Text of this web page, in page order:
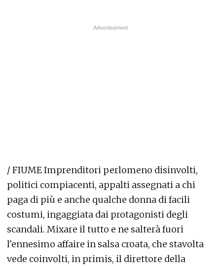
/ FIUME Imprenditori perlomeno disinvolti,
politici compiacenti, appalti assegnati a chi
paga di più e anche qualche donna di facili
costumi, ingaggiata dai protagonisti degli
scandali. Mixare il tutto e ne salterà fuori
l'ennesimo affaire in salsa croata, che stavolta
vede coinvolti, in primis, il direttore della